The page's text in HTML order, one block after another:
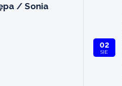
/ Sonia
02
SIE